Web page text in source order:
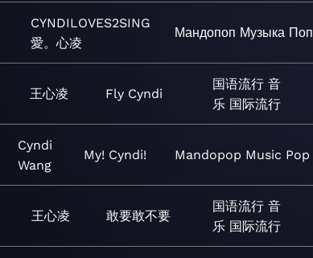
CYNDILOVES2SING
愛。心凌
Мандопоп Музыка Поп
王心凌 Fly Cyndi
国语流行 音
乐 国际流行
Cyndi
Wang
My! Cyndi! Mandopop Music Pop
王心凌 敢要敢不要
国语流行 音
乐 国际流行